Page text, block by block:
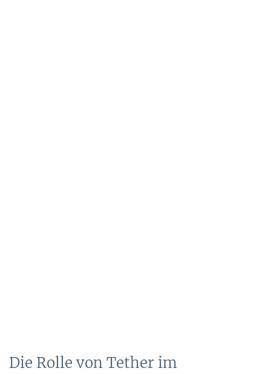
Die Rolle von Tether im